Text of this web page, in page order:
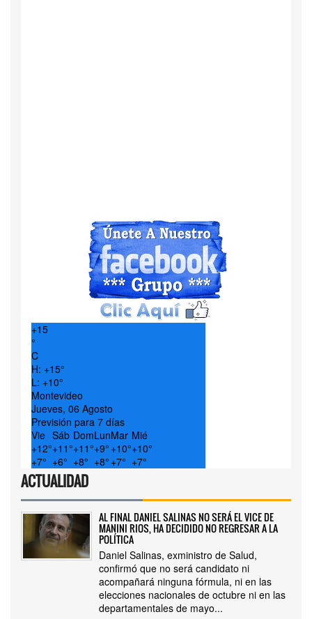
+15
°
C
H: +15°
L: +10°
Montevideo
Jueves, 06 Agosto
Previsión para 7 días
Vie Sáb DomLunMar Mié
+12°+11°+11°+9° +10°+10°
+7° +6° +8° +8° +7° +7°
ACTUALIDAD
AL FINAL DANIEL SALINAS NO SERÁ EL VICE DE
MANINI RIOS, HA DECIDIDO NO REGRESAR A LA
POLÍTICA
Daniel Salinas, exministro de Salud,
confirmó que no será candidato ni
acompañará ninguna fórmula, ni en las
elecciones nacionales de octubre ni en las
departamentales de mayo...